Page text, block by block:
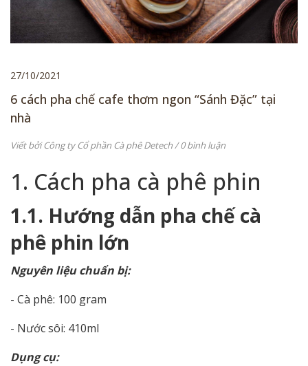
27/10/2021
6 cách pha chế cafe thơm ngon “Sánh Đặc” tại
nhà
Viết bởiCông ty Cổ phần Cà phê Detech/ 0 bình luận
1. Cách pha cà phê phin
1.1. Hướng dẫn pha chế cà
phê phin lớn
Nguyên liệu chuẩn bị:
- Cà phê: 100 gram
- Nước sôi: 410ml
Dụng cụ: